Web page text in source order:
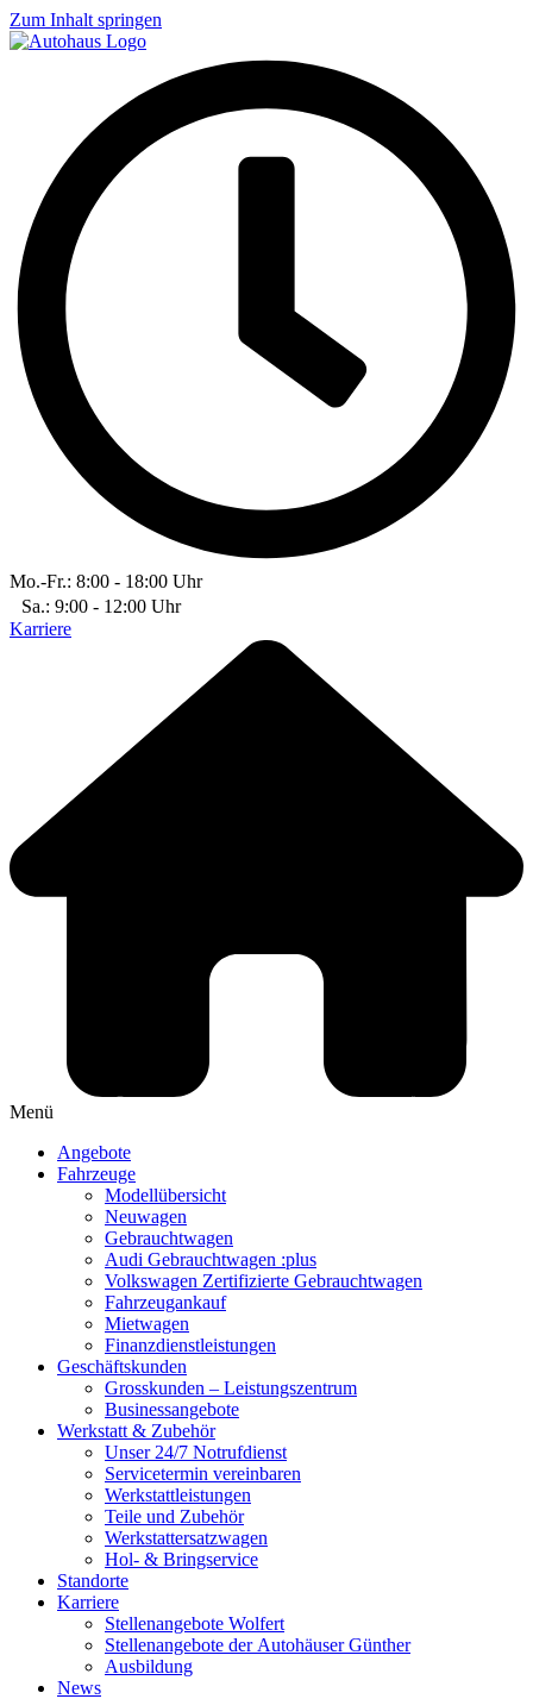
Zum Inhalt springen
Mo.-Fr.: 8:00 - 18:00 Uhr
Sa.: 9:00 - 12:00 Uhr
Karriere
Menü
Angebote
Fahrzeuge
Modellübersicht
Neuwagen
Gebrauchtwagen
Audi Gebrauchtwagen :plus
Volkswagen Zertifizierte Gebrauchtwagen
Fahrzeugankauf
Mietwagen
Finanzdienstleistungen
Geschäftskunden
Grosskunden – Leistungszentrum
Businessangebote
Werkstatt & Zubehör
Unser 24/7 Notrufdienst
Servicetermin vereinbaren
Werkstattleistungen
Teile und Zubehör
Werkstattersatzwagen
Hol- & Bringservice
Standorte
Karriere
Stellenangebote Wolfert
Stellenangebote der Autohäuser Günther
Ausbildung
News